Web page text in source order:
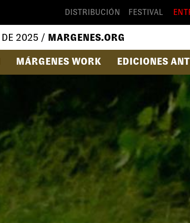
DISTRIBUCIÓN FESTIVAL
DE 2025 / MARGENES.ORG
MÁRGENES WORK EDICIONES